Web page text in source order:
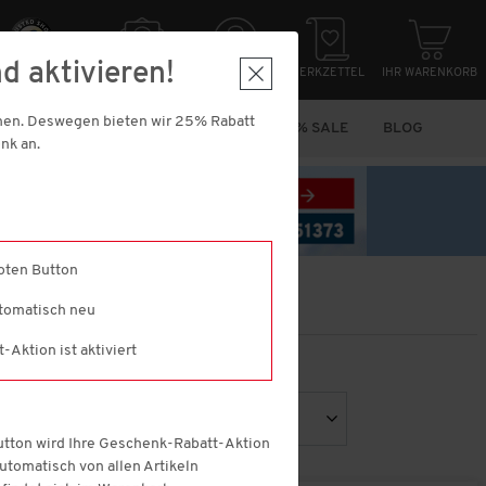
EINKAUFEN NEWSLETTER ANMELDUNG MERKZETTEL IHR WARENKORB
MARKEN VORTEILS-PACKS % SALE BLOG
blau (2)
aktivieren!
Deswegen bieten wir 25% Rabatt
an.
Button
neu
Aktion ist aktiviert
wird Ihre Geschenk-Rabatt-Aktion
von allen Artikeln